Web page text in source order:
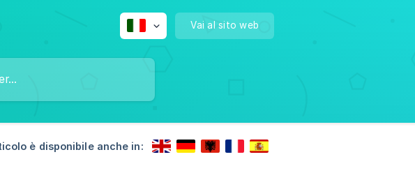
Vai al sito web
è disponibile anche in: